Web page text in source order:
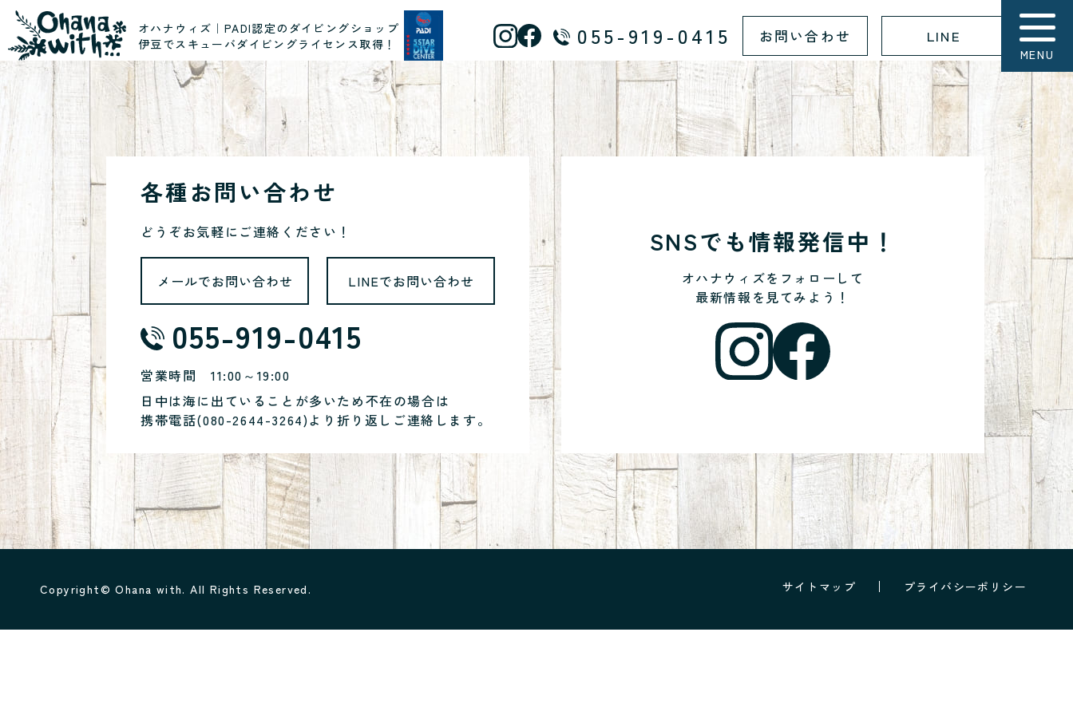
オハナウィズ｜PADI認定のダイビングショップ
伊豆でスキューバダイビングライセンス取得！
055-919-0415 お問い合わせ LINE
MENU
各種お問い合わせ
どうぞお気軽にご連絡ください！
メールでお問い合わせ LINEでお問い合わせ
055-919-0415
営業時間 11:00～19:00
日中は海に出ていることが多いため不在の場合は
携帯電話(080-2644-3264)より折り返しご連絡します。
SNSでも情報発信中！
オハナウィズをフォローして
最新情報を見てみよう！
サイトマップ プライバシーポリシー
Copyright© Ohana with. All Rights Reserved.